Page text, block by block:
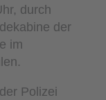
durch
der
im
Polizei